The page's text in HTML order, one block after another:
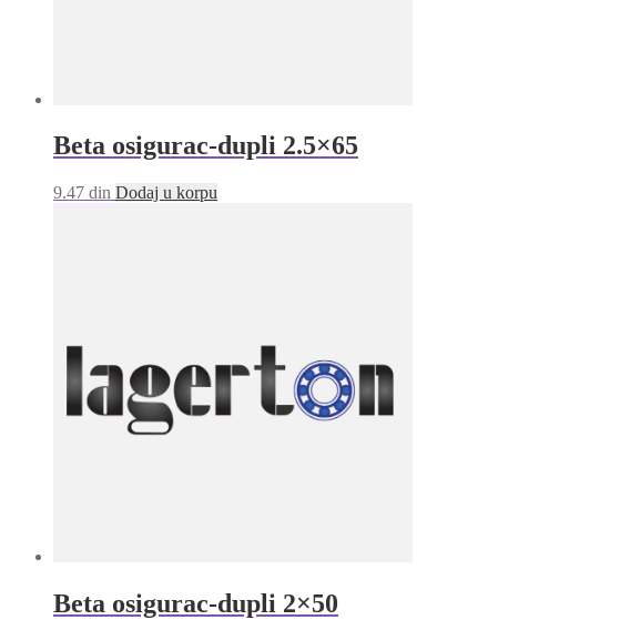
Beta osigurac-dupli 2.5×65
9.47 din Dodaj u korpu
Beta osigurac-dupli 2×50